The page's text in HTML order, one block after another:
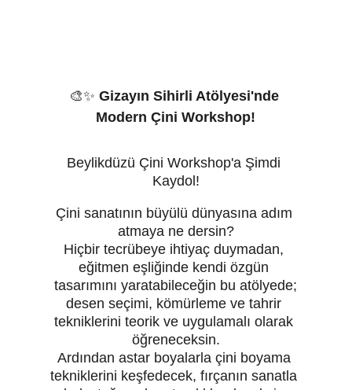
🎨✨ Gizayın Sihirli Atölyesi'nde
Modern Çini Workshop!
Çini sanatının büyülü dünyasına adım
atmaya ne dersin?
Hiçbir tecrübeye ihtiyaç duymadan,
eğitmen eşliğinde kendi özgün
tasarımını yaratabileceğin bu atölyede;
desen seçimi, kömürleme ve tahrir
tekniklerini teorik ve uygulamalı olarak
öğreneceksin.
Ardından astar boyalarla çini boyama
tekniklerini keşfedecek, fırçanın sanatla
Beylikdüzü Çini Workshop'a Şimdi
Kaydol!